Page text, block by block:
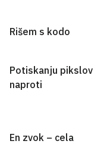
Rišem s kodo
Potiskanju pikslov
naproti
En zvok – cela